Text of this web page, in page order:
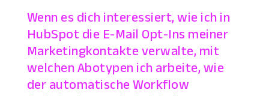
Wenn es dich interessiert, wie ich in
HubSpot die E-Mail Opt-Ins meiner
Marketingkontakte verwalte, mit
welchen Abotypen ich arbeite, wie
der automatische Workflow